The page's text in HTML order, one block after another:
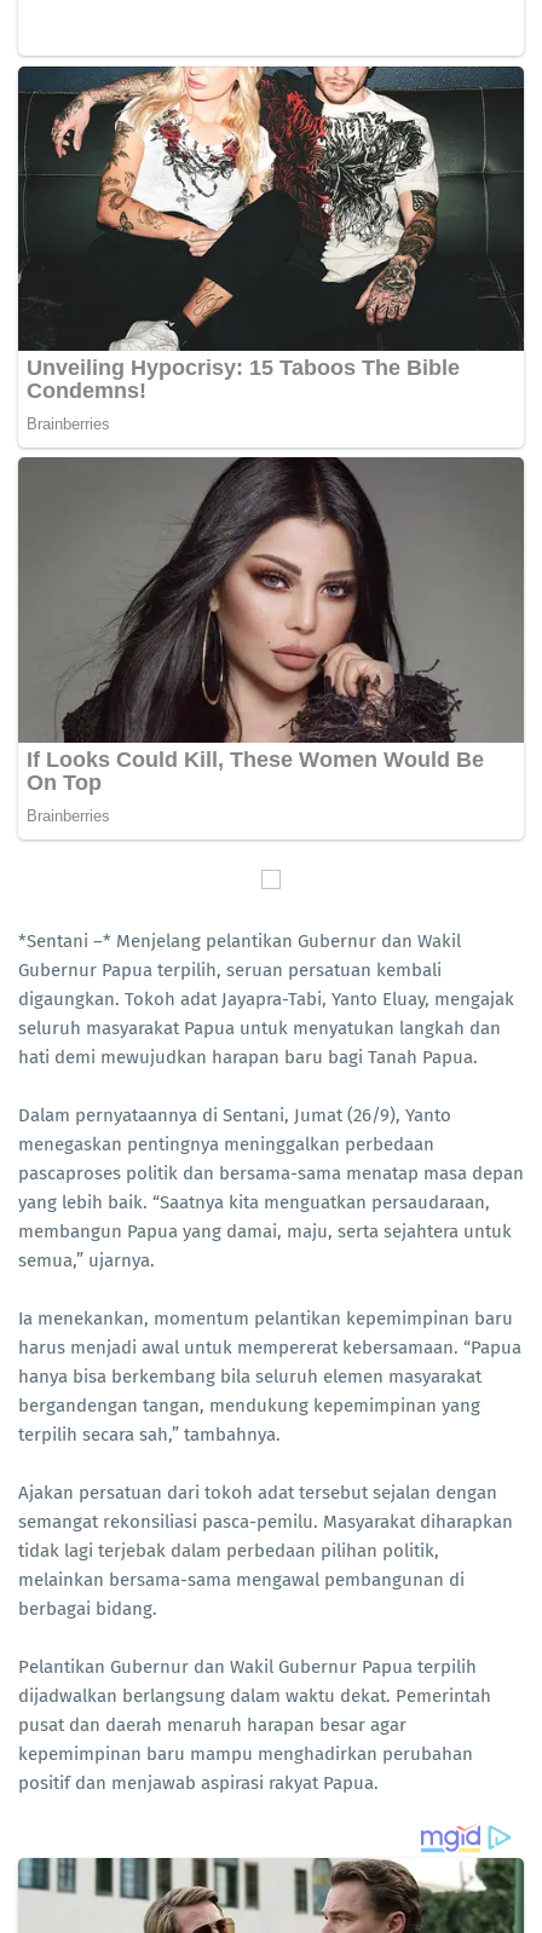
*Sentani –* Menjelang pelantikan Gubernur dan Wakil
Gubernur Papua terpilih, seruan persatuan kembali
digaungkan. Tokoh adat Jayapra-Tabi, Yanto Eluay, mengajak
seluruh masyarakat Papua untuk menyatukan langkah dan
hati demi mewujudkan harapan baru bagi Tanah Papua.
Dalam pernyataannya di Sentani, Jumat (26/9), Yanto
menegaskan pentingnya meninggalkan perbedaan
pascaproses politik dan bersama-sama menatap masa depan
yang lebih baik. “Saatnya kita menguatkan persaudaraan,
membangun Papua yang damai, maju, serta sejahtera untuk
semua,” ujarnya.
Ia menekankan, momentum pelantikan kepemimpinan baru
harus menjadi awal untuk mempererat kebersamaan. “Papua
hanya bisa berkembang bila seluruh elemen masyarakat
bergandengan tangan, mendukung kepemimpinan yang
terpilih secara sah,” tambahnya.
Ajakan persatuan dari tokoh adat tersebut sejalan dengan
semangat rekonsiliasi pasca-pemilu. Masyarakat diharapkan
tidak lagi terjebak dalam perbedaan pilihan politik,
melainkan bersama-sama mengawal pembangunan di
berbagai bidang.
Pelantikan Gubernur dan Wakil Gubernur Papua terpilih
dijadwalkan berlangsung dalam waktu dekat. Pemerintah
pusat dan daerah menaruh harapan besar agar
kepemimpinan baru mampu menghadirkan perubahan
positif dan menjawab aspirasi rakyat Papua.